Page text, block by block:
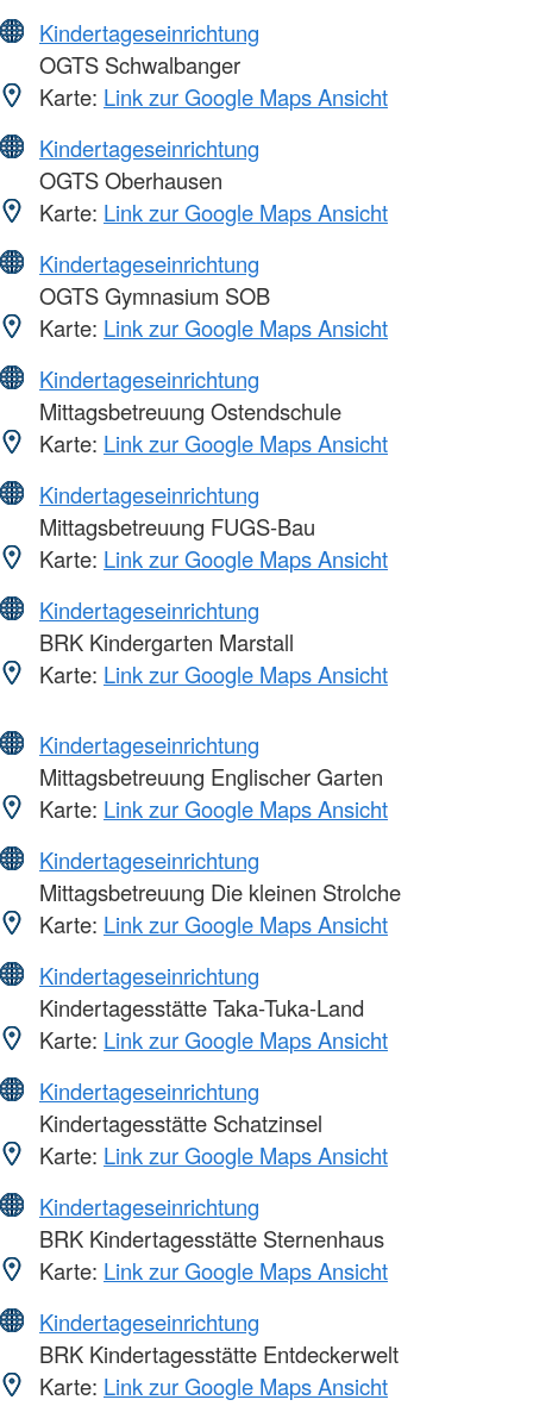
Kindertageseinrichtung
OGTS Schwalbanger
Karte: Link zur Google Maps Ansicht
Kindertageseinrichtung
OGTS Oberhausen
Karte: Link zur Google Maps Ansicht
Kindertageseinrichtung
OGTS Gymnasium SOB
Karte: Link zur Google Maps Ansicht
Kindertageseinrichtung
Mittagsbetreuung Ostendschule
Karte: Link zur Google Maps Ansicht
Kindertageseinrichtung
Mittagsbetreuung FUGS-Bau
Karte: Link zur Google Maps Ansicht
Kindertageseinrichtung
BRK Kindergarten Marstall
Karte: Link zur Google Maps Ansicht
Kindertageseinrichtung
Mittagsbetreuung Englischer Garten
Karte: Link zur Google Maps Ansicht
Kindertageseinrichtung
Mittagsbetreuung Die kleinen Strolche
Karte: Link zur Google Maps Ansicht
Kindertageseinrichtung
Kindertagesstätte Taka-Tuka-Land
Karte: Link zur Google Maps Ansicht
Kindertageseinrichtung
Kindertagesstätte Schatzinsel
Karte: Link zur Google Maps Ansicht
Kindertageseinrichtung
BRK Kindertagesstätte Sternenhaus
Karte: Link zur Google Maps Ansicht
Kindertageseinrichtung
BRK Kindertagesstätte Entdeckerwelt
Karte: Link zur Google Maps Ansicht